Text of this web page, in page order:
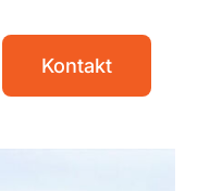
Kontakt